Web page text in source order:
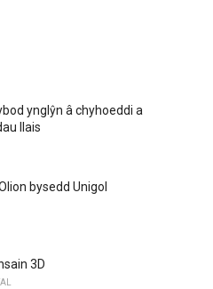
ynglŷn â chyhoeddi a
llais
bysedd Unigol
3D